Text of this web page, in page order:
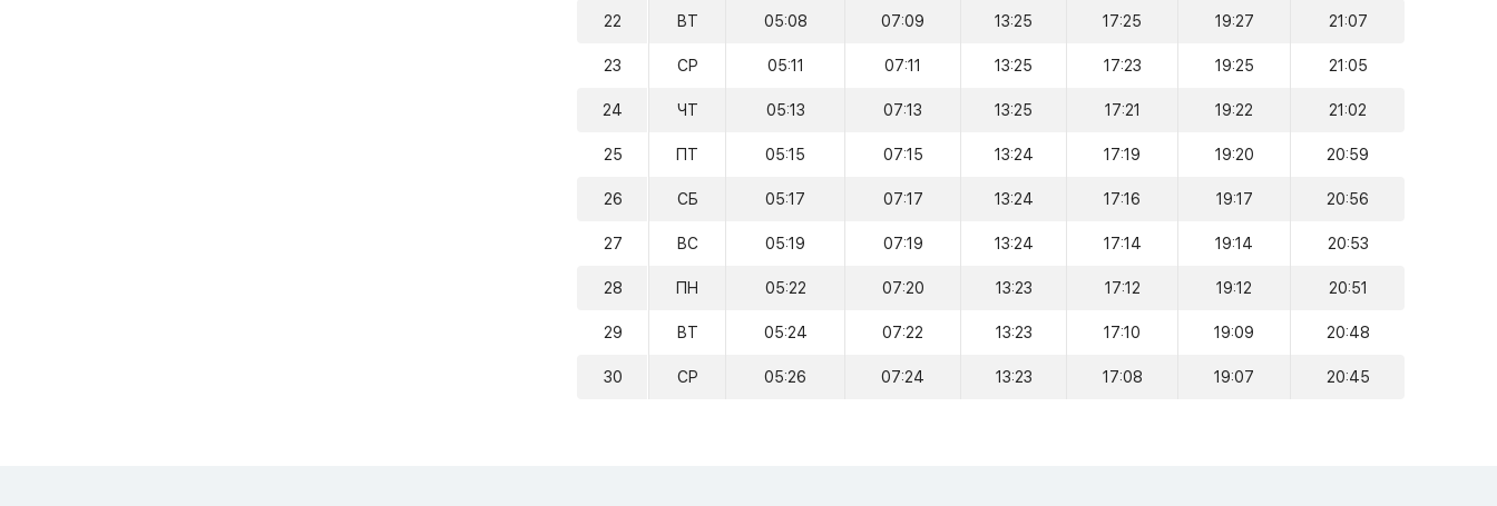
22 ВТ 05:08 07:09 13:25 17:25 19:27 21:07
23 СР 05:11 07:11 13:25 17:23 19:25 21:05
24 ЧТ 05:13 07:13 13:25 17:21 19:22 21:02
25 ПТ 05:15 07:15 13:24 17:19 19:20 20:59
26 СБ 05:17 07:17 13:24 17:16 19:17 20:56
27 ВС 05:19 07:19 13:24 17:14 19:14 20:53
28 ПН 05:22 07:20 13:23 17:12 19:12 20:51
29 ВТ 05:24 07:22 13:23 17:10 19:09 20:48
30 СР 05:26 07:24 13:23 17:08 19:07 20:45